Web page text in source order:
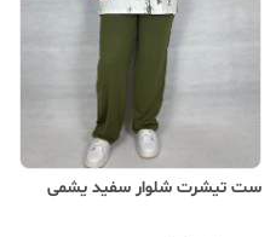
ست تیشرت شلوار سفید یشمی